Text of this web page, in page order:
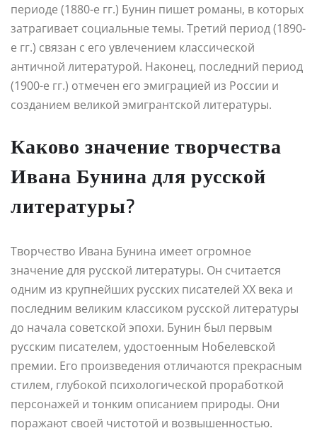
периоде (1880-е гг.) Бунин пишет романы, в которых
затрагивает социальные темы. Третий период (1890-
е гг.) связан с его увлечением классической
античной литературой. Наконец, последний период
(1900-е гг.) отмечен его эмиграцией из России и
созданием великой эмигрантской литературы.
Каково значение творчества
Ивана Бунина для русской
литературы?
Творчество Ивана Бунина имеет огромное
значение для русской литературы. Он считается
одним из крупнейших русских писателей XX века и
последним великим классиком русской литературы
до начала советской эпохи. Бунин был первым
русским писателем, удостоенным Нобелевской
премии. Его произведения отличаются прекрасным
стилем, глубокой психологической проработкой
персонажей и тонким описанием природы. Они
поражают своей чистотой и возвышенностью.